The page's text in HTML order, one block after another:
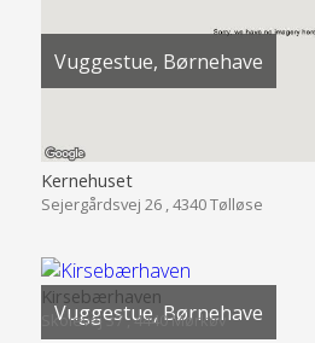
Vuggestue, Børnehave
Kernehuset
Sejergårdsvej 26 , 4340 Tølløse
Vuggestue, Børnehave
Kirsebærhaven
Skolevej 37 , 4440 Mørkøv